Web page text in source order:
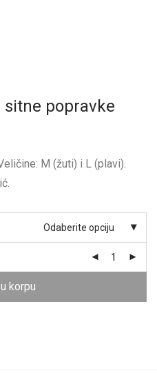
sitne popravke
M (žuti) i L (plavi).
Odaberite opciju
korpu